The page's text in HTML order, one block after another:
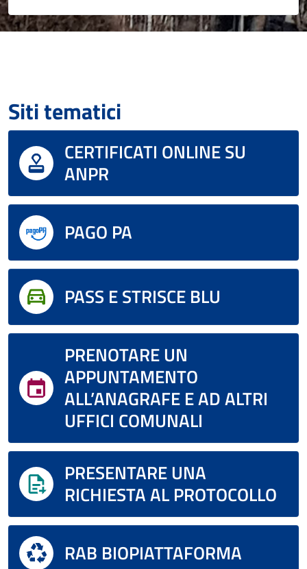
Siti tematici
CERTIFICATI ONLINE SU
ANPR
PAGO PA
PASS E STRISCE BLU
PRENOTARE UN
APPUNTAMENTO
ALL’ANAGRAFE E AD ALTRI
UFFICI COMUNALI
PRESENTARE UNA
RICHIESTA AL PROTOCOLLO
RAB BIOPIATTAFORMA